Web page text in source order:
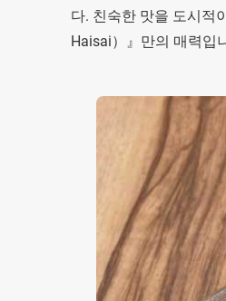
다. 친숙한 맛을 도시적
Haisai）』만의 매력입